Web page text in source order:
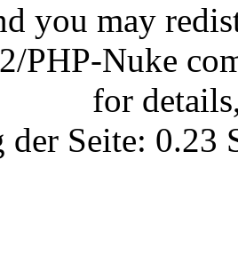
you may
PHP-Nuke
for
der Seite: 0.23